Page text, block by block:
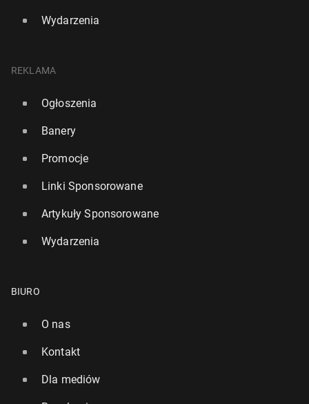
Wydarzenia
REKLAMA
Ogłoszenia
Banery
Promocje
Linki Sponsorowane
Artykuły Sponsorowane
Wydarzenia
BIURO
O nas
Kontakt
Dla mediów